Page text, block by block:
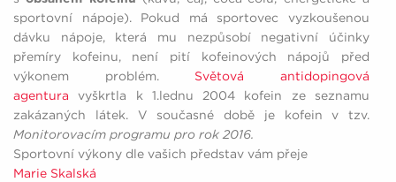
sportovní nápoje). Pokud má sportovec vyzkoušenou
dávku nápoje, která mu nezpůsobí negativní účinky
přemíry kofeinu, není pití kofeinových nápojů před
výkonem problém. Světová antidopingová
agentura vyškrtla k 1.lednu 2004 kofein ze seznamu
zakázaných látek. V současné době je kofein v tzv.
Monitorovacím programu pro rok 2016.
Sportovní výkony dle vašich představ vám přeje
Marie Skalská